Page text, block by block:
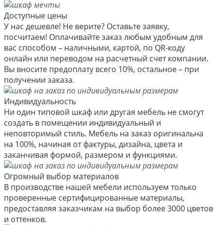
Доступные цены
У нас дешевле! Не верите? Оставьте заявку,
посчитаем! Оплачивайте заказ любым удобным для
вас способом – наличными, картой, по QR-коду
онлайн или переводом на расчетный счет компании.
Вы вносите предоплату всего 10%, остальное – при
получении заказа.
Индивидуальность
Ни один типовой шкаф или другая мебель не смогут
создать в помещении индивидуальный и
неповторимый стиль. Мебель на заказ оригинальна
на 100%, начиная от фактуры, дизайна, цвета и
заканчивая формой, размером и функциями.
Огромный выбор материалов
В производстве нашей мебели используем только
проверенные сертифицированные материалы,
предоставляя заказчикам на выбор более 3000 цветов
и оттенков.